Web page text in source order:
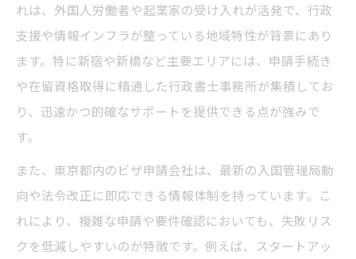
れは、外国人労働者や起業家の受け入れが活発で、行政
支援や情報インフラが整っている地域特性が背景にあり
ます。特に新宿や新橋など主要エリアには、申請手続き
や在留資格取得に精通した行政書士事務所が集積してお
り、迅速かつ的確なサポートを提供できる点が強みで
す。
また、東京都内のビザ申請会社は、最新の入国管理局動
向や法令改正に即応できる情報体制を持っています。こ
れにより、複雑な申請や要件確認においても、失敗リス
クを低減しやすいのが特徴です。例えば、スタートアッ